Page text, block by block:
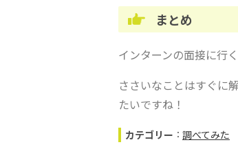
まとめ
インターンの面接に行
ささいなことはすぐに
たいですね！
カテゴリー ： 調べてみた